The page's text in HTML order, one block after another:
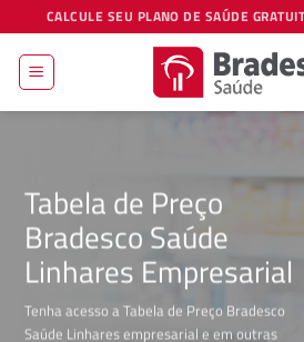
to
content
CALCULE SEU PLANO DE SAÚDE
Tabela de Preço
Bradesco Saúde
Linhares Empresarial
Tenha acesso a Tabela de Preço Bradesco
Saúde Linhares empresarial e em outras